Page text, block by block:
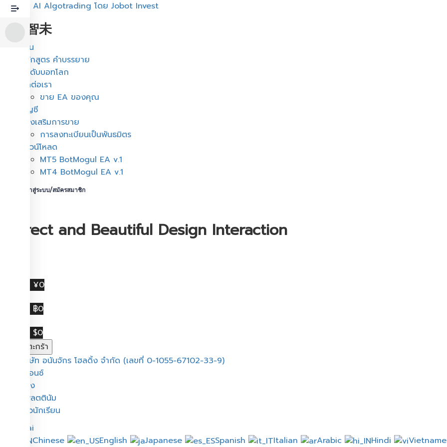
หลักสูตร AI Algotrading โดย Jobot Invest
周博智未
บ้าน
หลักสูตร คำบรรยาย
อันดับบอทโลก
ติดต่อเรา
ขาย EA ของคุณ
บัญชี
ผู้ส่งเสริมการขาย
การลงทะเบียนเป็นพันธมิตร
ดาวน์โหลด
MT5 BotMogul EA v.1
MT4 BotMogul EA v.1
เข้าสู่ระบบ/สมัครสมาชิก
Correct and Beautiful Design Interaction
¥0
฿0
$0
Beautiful
Interaction
หยิบใส่ตะกร้า
บริษัท อนันจักร โฮลดิ้ง จำกัด (เลขที่ 0-1055-67102-33-9)
บรอนซ์
ทอง
แพลตตินัม
รีวิวนักเรียน
Thai
Chinese
English Japanese Spanish Italian Arabic Hindi